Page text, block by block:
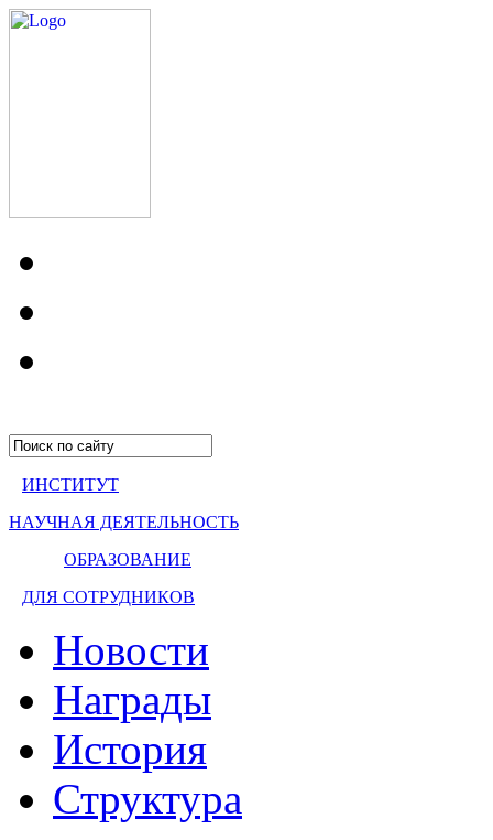
ИНСТИТУТ
НАУЧНАЯ ДЕЯТЕЛЬНОСТЬ
ОБРАЗОВАНИЕ
ДЛЯ СОТРУДНИКОВ
Новости
Награды
История
Структура